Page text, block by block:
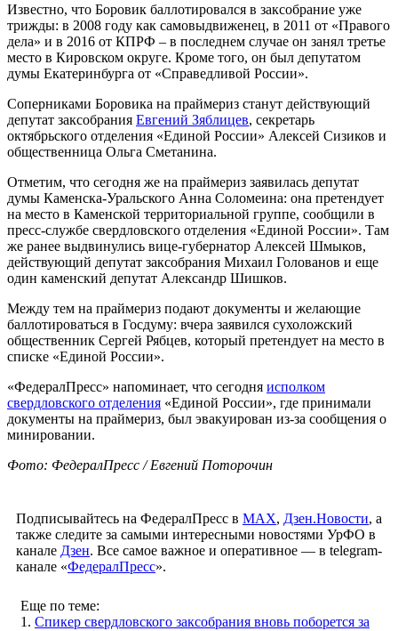
Известно, что Боровик баллотировался в заксобрание уже
трижды: в 2008 году как самовыдвиженец, в 2011 от «Правого
дела» и в 2016 от КПРФ – в последнем случае он занял третье
место в Кировском округе. Кроме того, он был депутатом
думы Екатеринбурга от «Справедливой России».
Соперниками Боровика на праймериз станут действующий
депутат заксобрания Евгений Зяблицев, секретарь
октябрьского отделения «Единой России» Алексей Сизиков и
общественница Ольга Сметанина.
Отметим, что сегодня же на праймериз заявилась депутат
думы Каменска-Уральского Анна Соломеина: она претендует
на место в Каменской территориальной группе, сообщили в
пресс-службе свердловского отделения «Единой России». Там
же ранее выдвинулись вице-губернатор Алексей Шмыков,
действующий депутат заксобрания Михаил Голованов и еще
один каменский депутат Александр Шишков.
Между тем на праймериз подают документы и желающие
баллотироваться в Госдуму: вчера заявился сухоложский
общественник Сергей Рябцев, который претендует на место в
списке «Единой России».
«ФедералПресс» напоминает, что сегодня исполком
свердловского отделения «Единой России», где принимали
документы на праймериз, был эвакуирован из-за сообщения о
минировании.
Фото: ФедералПресс / Евгений Поторочин
Подписывайтесь на ФедералПресс в МАХ, Дзен.Новости, а
также следите за самыми интересными новостями УрФО в
канале Дзен. Все самое важное и оперативное — в telegram-
канале «ФедералПресс».
Еще по теме:
1. Спикер свердловского заксобрания вновь поборется за